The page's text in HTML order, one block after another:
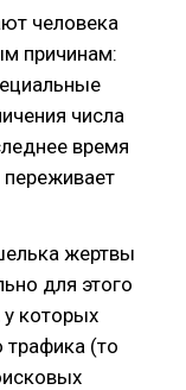
человека
причинам:
числа
время
жертвы
для этого
которых
трафика (то